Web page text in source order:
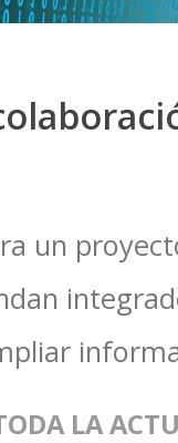
un
LA